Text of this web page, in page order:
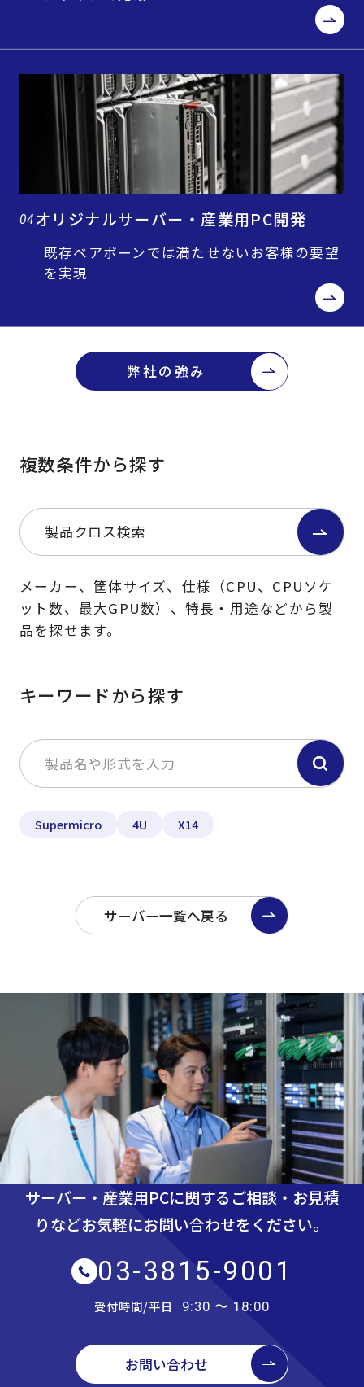
04オリジナルサーバー・産業用PC開発
既存ベアボーンでは満たせないお客様の要望
を実現
弊社の強み
複数条件から探す
製品クロス検索
メーカー、筐体サイズ、仕様（CPU、CPUソケ
ット数、最大GPU数）、特長・用途などから製
品を探せます。
キーワードから探す
Supermicro 4U X14
サーバー一覧へ戻る
サーバー・産業用PCに関するご相談・お見積
りなどお気軽にお問い合わせをください。
03-3815-9001
受付時間/平日 9:30 〜 18:00
お問い合わせ